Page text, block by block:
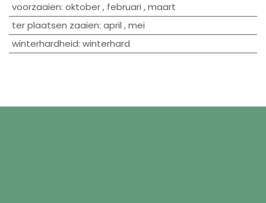
voorzaaien: oktober, februari ,maart
ter plaatsen zaaien: april ,mei
winterhardheid: winterhard